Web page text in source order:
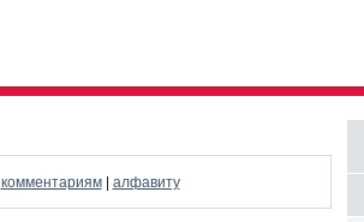
комментариям| алфавиту